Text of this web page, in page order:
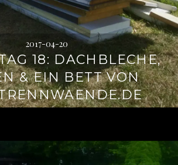
2017-04-20
18: DACHBLECHE,
& EIN BETT VON